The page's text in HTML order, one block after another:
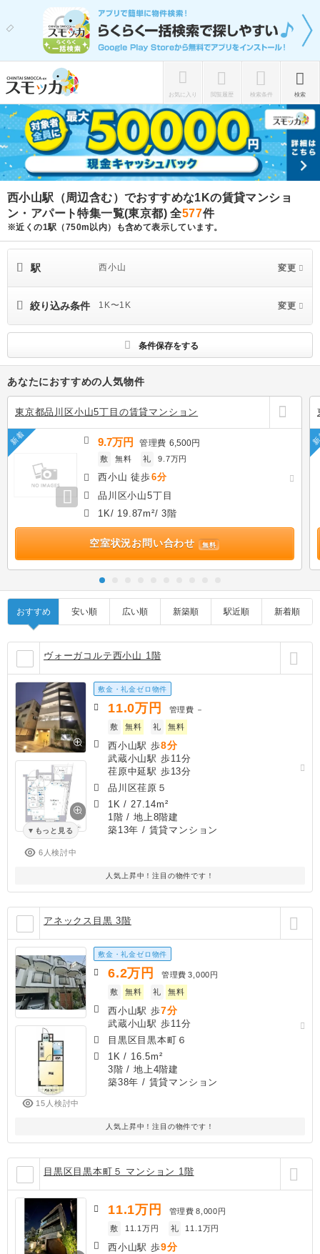
お気に入り 閲覧履歴 検索条件 検索
西小山駅（周辺含む）でおすすめな1Kの賃貸マンショ
ン・アパート特集一覧(東京都)全577件
※近くの1駅（750m以内）も含めて表示しています。
駅 西小山 変更
絞り込み条件 1K〜1K 変更
条件保存をする
あなたにおすすめの人気物件
東京都品川区小山5丁目の賃貸マンション
新着 9.7万円 管理費6,500円
敷 無料 礼 9.7万円
西小山 徒歩6分
品川区小山5丁目
1K/ 19.87m²/ 3階
空室状況お問い合わせ 無料
おすすめ 安い順 広い順 新築順 駅近順 新着順
ヴォーガコルテ西小山 1階
もっと見る
6人検討中
敷金・礼金ゼロ物件
11.0万円 管理費 －
敷
無料 礼 無料
西小山駅 歩8分
武蔵小山駅 歩11分
荏原中延駅 歩13分
品川区荏原５
1K / 27.14m²
1階 / 地上8階建
築13年 / 賃貸マンション
人気上昇中！注目の物件です！
アネックス目黒 3階
15人検討中
敷金・礼金ゼロ物件
6.2万円 管理費 3,000円
敷
無料 礼 無料
西小山駅 歩7分
武蔵小山駅 歩11分
目黒区目黒本町６
1K / 16.5m²
3階 / 地上4階建
築38年 / 賃貸マンション
人気上昇中！注目の物件です！
目黒区目黒本町５ マンション 1階
11.1万円 管理費 8,000円
敷
11.1万円 礼 11.1万円
西小山駅 歩9分